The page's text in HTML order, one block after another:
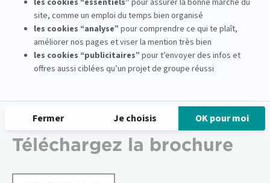
Notre Formation Journalisme
Les Métiers du Journalisme
Téléchargez la brochure